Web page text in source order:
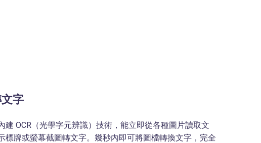
字
建 OCR（光學字元辨識）技術，能立即從各種圖片讀取文
牌或螢幕截圖轉文字。幾秒內即可將圖檔轉換文字，完全